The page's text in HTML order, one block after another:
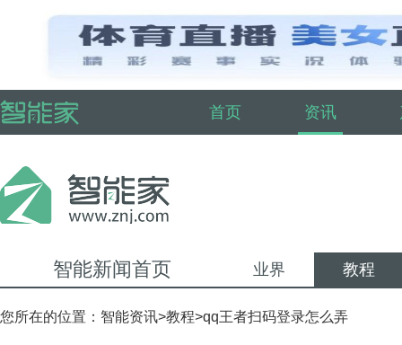
首页 资讯
智能新闻首页 业界 教程
您所在的位置： 智能资讯>教程>qq王者扫码登录怎么弄